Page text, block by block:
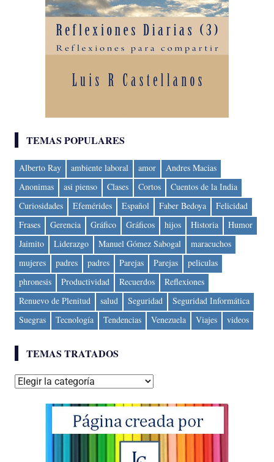
TEMAS POPULARES
Alberto Ray ambiente laboral amor
Andres Macias
Anonimas
asi pienso Clases Cortos
Cuentos de la India
Curiosidades
Efemérides Español Faber Bedoya
Felicidad
Frases
Gerencia Gráfico Gráficos hijos Historia
Humor
Jaimito
Liderazgo Manuel Gómez Sabogal
maracuchos
mujeres
padres padres Parejas Parejas
peliculas
phronesis
Productividad Recuerdos
Reflexiones
Renuevo de Plenitud
salud Seguridad
Seguridad Informática
Suegras
Tecnología Tendencias Venezuela Viajes videos
TEMAS TRATADOS
Temas